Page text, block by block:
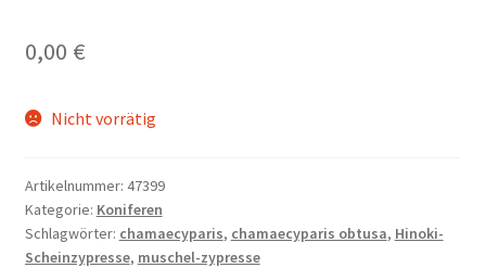
0,00 €
Nicht vorrätig
Artikelnummer: 47399
Kategorie: Koniferen
Schlagwörter: chamaecyparis, chamaecyparis obtusa, Hinoki-
Scheinzypresse, muschel-zypresse